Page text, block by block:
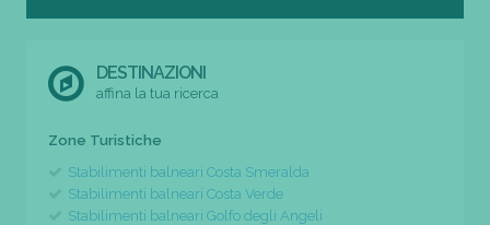
DESTINAZIONI
affina la tua ricerca
Zone Turistiche
Stabilimenti balneari Costa Smeralda
Stabilimenti balneari Costa Verde
Stabilimenti balneari Golfo degli Angeli